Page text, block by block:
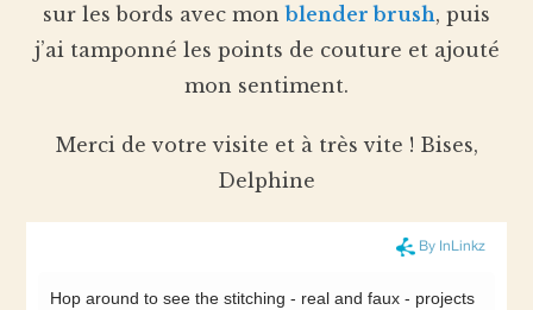
sur les bords avec monblender brush, puis
j’ai tamponné les points de couture et ajouté
mon sentiment.
Merci de votre visite et à très vite ! Bises,
Delphine